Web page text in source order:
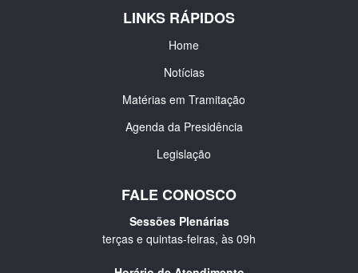
LINKS RÁPIDOS
Home
Notícias
Matérias em Tramitação
Agenda da Presidência
Legislação
FALE CONOSCO
Sessões Plenárias
terças e quintas-feiras, às 09h